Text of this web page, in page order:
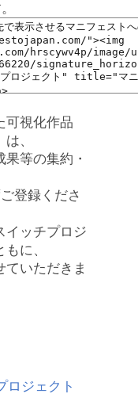
可視化作品
、
等の集約・
登録くださ
イッチプロジ
に、
ていただきま